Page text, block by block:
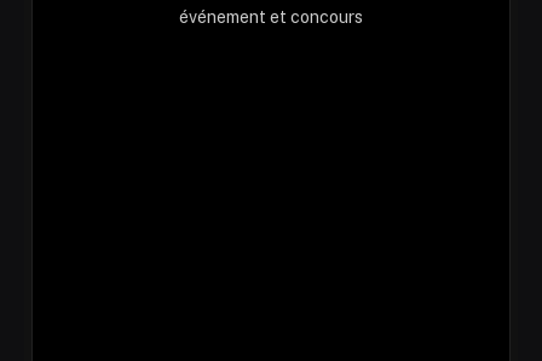
événement et concours